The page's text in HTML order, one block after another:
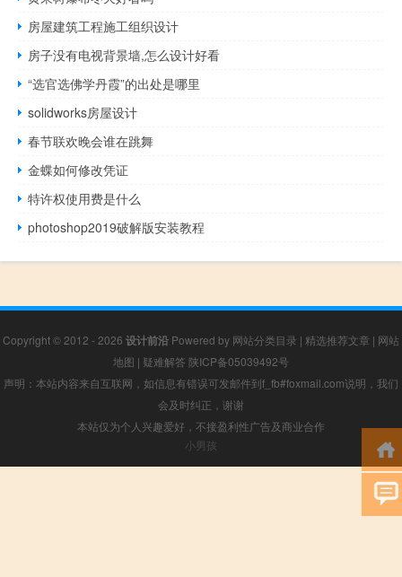
房屋建筑工程施工组织设计
房子没有电视背景墙,怎么设计好看
“选官选佛学丹霞”的出处是哪里
solidworks房屋设计
春节联欢晚会谁在跳舞
金蝶如何修改凭证
特许权使用费是什么
photoshop2019破解版安装教程
Copyright © 2012 - 2026 设计前沿 Powered by 网站分类目录 | 精选推荐文章 | 网站
地图 | 疑难解答 陕ICP备05039492号
声明：本站内容来自互联网，如信息有错误可发邮件到f_fb#foxmail.com说明，我们
会及时纠正，谢谢
本站仅为个人兴趣爱好，不接盈利性广告及商业合作
小男孩